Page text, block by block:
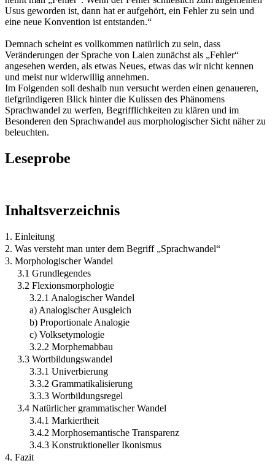
Usus geworden ist, dann hat er aufgehört, ein Fehler zu sein und
eine neue Konvention ist entstanden.“
Demnach scheint es vollkommen natürlich zu sein, dass
Veränderungen der Sprache von Laien zunächst als „Fehler“
angesehen werden, als etwas Neues, etwas das wir nicht kennen
und meist nur widerwillig annehmen.
Im Folgenden soll deshalb nun versucht werden einen genaueren,
tiefgründigeren Blick hinter die Kulissen des Phänomens
Sprachwandel zu werfen, Begrifflichkeiten zu klären und im
Besonderen den Sprachwandel aus morphologischer Sicht näher zu
beleuchten.
Leseprobe
Inhaltsverzeichnis
1. Einleitung
2. Was versteht man unter dem Begriff „Sprachwandel“
3. Morphologischer Wandel
3.1 Grundlegendes
3.2 Flexionsmorphologie
3.2.1 Analogischer Wandel
a) Analogischer Ausgleich
b) Proportionale Analogie
c) Volksetymologie
3.2.2 Morphemabbau
3.3 Wortbildungswandel
3.3.1 Univerbierung
3.3.2 Grammatikalisierung
3.3.3 Wortbildungsregel
3.4 Natürlicher grammatischer Wandel
3.4.1 Markiertheit
3.4.2 Morphosemantische Transparenz
3.4.3 Konstruktioneller Ikonismus
4. Fazit